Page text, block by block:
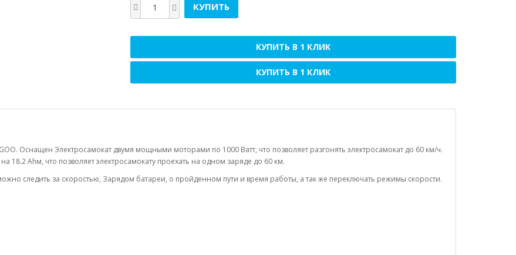
КУПИТЬ
КУПИТЬ В 1 КЛИК
КУПИТЬ В 1 КЛИК
Оснащен Электросамокат двумя мощными моторами по 1000 Ватт, что позволяет разгонять электросамокат до 60 км/ч.
18.2 Ahм, что позволяет электросамокату проехать на одном заряде до 60 км.
следить за скоростью, Зарядом батареи, о пройденном пути и время работы, а так же переключать режимы скорости.